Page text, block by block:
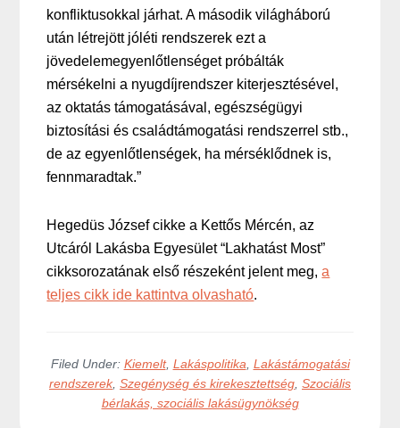
konfliktusokkal járhat. A második világháború
után létrejött jóléti rendszerek ezt a
jövedelemegyenlőtlenséget próbálták
mérsékelni a nyugdíjrendszer kiterjesztésével,
az oktatás támogatásával, egészségügyi
biztosítási és családtámogatási rendszerrel stb.,
de az egyenlőtlenségek, ha mérséklődnek is,
fennmaradtak.”
Hegedüs József cikke a Kettős Mércén, az
Utcáról Lakásba Egyesület “Lakhatást Most”
cikksorozatának első részeként jelent meg,a
teljes cikk ide kattintva olvasható.
Filed Under: Kiemelt, Lakáspolitika Lakástámogatási
rendszerek, Szegénység és kirekesztettség Szociális
bérlakás, szociális lakásügynökség